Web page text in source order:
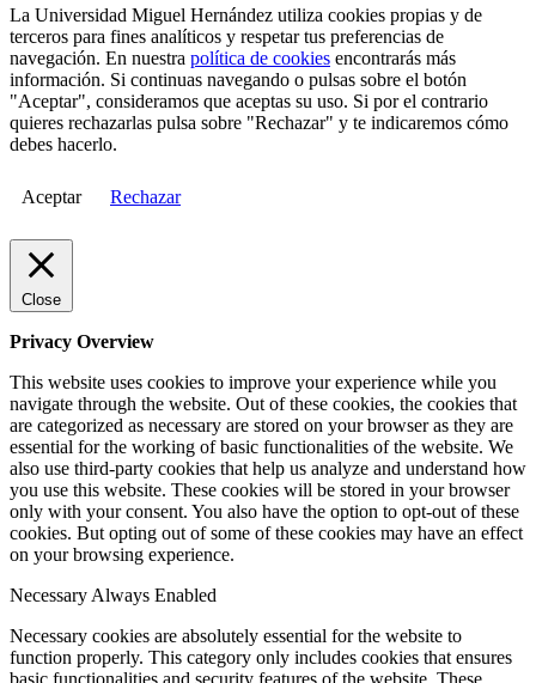
La Universidad Miguel Hernández utiliza cookies propias y de
terceros para fines analíticos y respetar tus preferencias de
navegación. En nuestra política de cookies encontrarás más
información. Si continuas navegando o pulsas sobre el botón
"Aceptar", consideramos que aceptas su uso. Si por el contrario
quieres rechazarlas pulsa sobre "Rechazar" y te indicaremos cómo
debes hacerlo.
Aceptar Rechazar
Close
Privacy Overview
This website uses cookies to improve your experience while you
navigate through the website. Out of these cookies, the cookies that
are categorized as necessary are stored on your browser as they are
essential for the working of basic functionalities of the website. We
also use third-party cookies that help us analyze and understand how
you use this website. These cookies will be stored in your browser
only with your consent. You also have the option to opt-out of these
cookies. But opting out of some of these cookies may have an effect
on your browsing experience.
Necessary Always Enabled
Necessary cookies are absolutely essential for the website to
function properly. This category only includes cookies that ensures
basic functionalities and security features of the website. These